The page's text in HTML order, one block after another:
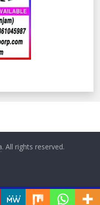
. All rights reserved.
ଲୁଟ୍, ବିନା ବିଲରେ ଚାଷୀଙ୍କୁ